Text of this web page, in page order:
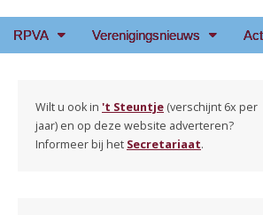
Reuma
Main
Skip
RPVA Verenigingsnieuws
Wilt u ook in 't Steuntje (verschijnt 6x per
jaar) en op deze website adverteren?
Informeer bij het Secretariaat.